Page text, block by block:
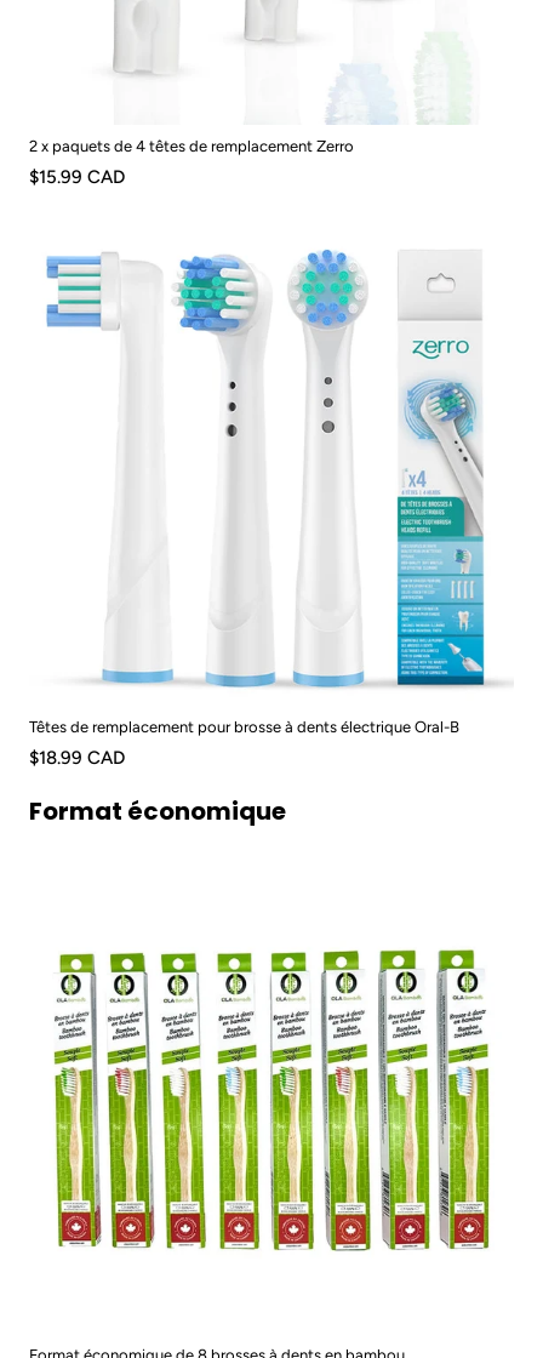
2 x paquets de 4 têtes de remplacement Zerro
$15.99 CAD
Têtes de remplacement pour brosse à dents électrique Oral-B
$18.99 CAD
Format économique